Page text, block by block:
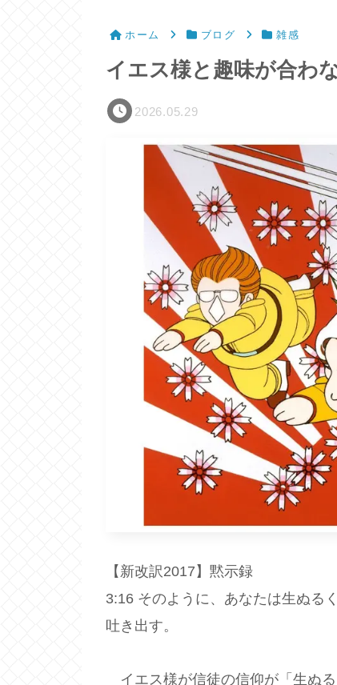
ホーム ブログ 雑感
イエス様と趣味が合わ
2026.05.29
【新改訳2017】黙示録
3:16 そのように、あなたは生ぬる
吐き出す。
イエス様が信徒の信仰が「生ぬ